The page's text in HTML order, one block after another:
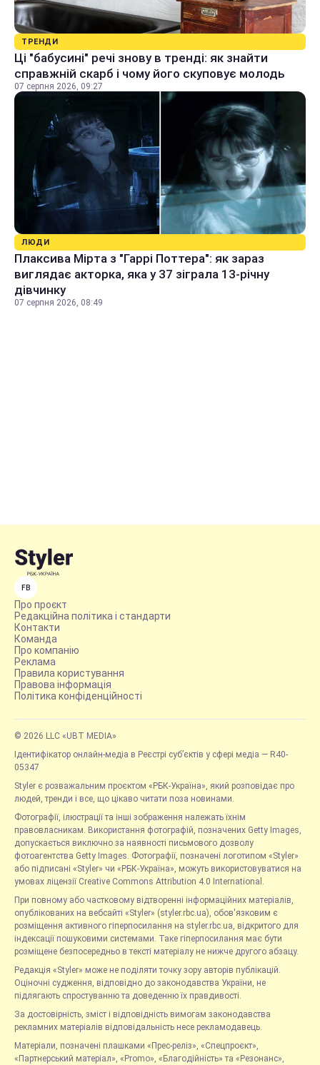
ТРЕНДИ
Ці "бабусині" речі знову в тренді: як знайти
справжній скарб і чому його скуповує молодь
07 серпня 2026, 09:27
ЛЮДИ
Плаксива Мірта з "Гаррі Поттера": як зараз
виглядає акторка, яка у 37 зіграла 13-річну
дівчинку
07 серпня 2026, 08:49
FB
Про проєкт
Редакційна політика і стандарти
Контакти
Команда
Про компанію
Реклама
Правила користування
Правова інформація
Політика конфіденційності
© 2026 LLC «UBT MEDIA»
Ідентифікатор онлайн-медіа в Реєстрі суб’єктів у сфері медіа — R40-
05347
Styler є розважальним проєктом «РБК-Україна», який розповідає про
людей, тренди і все, що цікаво читати поза новинами.
Фотографії, ілюстрації та інші зображення належать їхнім
правовласникам. Використання фотографій, позначених Getty Images,
допускається виключно за наявності письмового дозволу
фотоагентства Getty Images. Фотографії, позначені логотипом «Styler»
або підписані «Styler» чи «РБК-Україна», можуть використовуватися на
умовах ліцензії Creative Commons Attribution 4.0 International.
При повному або частковому відтворенні інформаційних матеріалів,
опублікованих на вебсайті «Styler» (styler.rbc.ua), обов'язковим є
розміщення активного гіперпосилання на styler.rbc.ua, відкритого для
індексації пошуковими системами. Таке гіперпосилання має бути
розміщене безпосередньо в тексті матеріалу не нижче другого абзацу.
Редакція «Styler» може не поділяти точку зору авторів публікацій.
Оціночні судження, відповідно до законодавства України, не
підлягають спростуванню та доведенню їх правдивості.
За достовірність, зміст і відповідність вимогам законодавства
рекламних матеріалів відповідальність несе рекламодавець.
Матеріали, позначені плашками «Прес-реліз», «Спецпроєкт»,
«Партнерський матеріал», «Promo», «Благодійність» та «Резонанс»,